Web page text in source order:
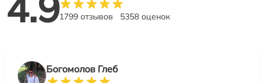
1799 отзывов 5358 оценок
Богомолов Глеб